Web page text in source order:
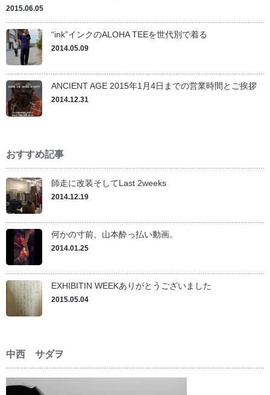
2015.06.05
“ink”インクのALOHA TEEを世代別で着る
2014.05.09
ANCIENT AGE 2015年1月4日までの営業時間とご挨拶
2014.12.31
おすすめ記事
師走に改装そしてLast 2weeks
2014.12.19
何かの寸前、山本酔っ払い動画。
2014.01.25
EXHIBITIN WEEKありがとうございました
2015.05.04
中西 サダヲ